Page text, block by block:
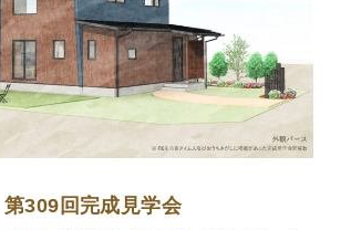
第309回完成見学会